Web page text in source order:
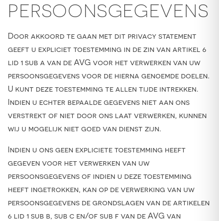
PERSOONSGEGEVENS
Door akkoord te gaan met dit privacy statement
geeft u expliciet toestemming in de zin van artikel 6
lid 1 sub a van de AVG voor het verwerken van uw
persoonsgegevens voor de hierna genoemde doelen.
U kunt deze toestemming te allen tijde intrekken.
Indien u echter bepaalde gegevens niet aan ons
verstrekt of niet door ons laat verwerken, kunnen
wij u mogelijk niet goed van dienst zijn.
Indien u ons geen expliciete toestemming heeft
gegeven voor het verwerken van uw
persoonsgegevens of indien u deze toestemming
heeft ingetrokken, kan op de verwerking van uw
persoonsgegevens de grondslagen van de artikelen
6 lid 1 sub b, sub c en/of sub f van de AVG van